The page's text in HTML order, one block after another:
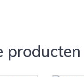
producten